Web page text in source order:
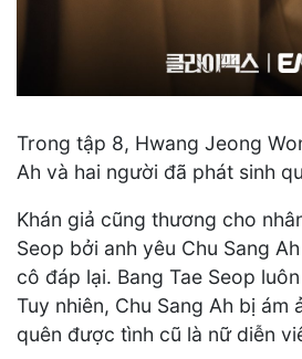
Trong tập 8, Hwang Jeong
Ah và hai người đã phát sinh
Khán giả cũng thương cho
Seop bởi anh yêu Chu Sang
cô đáp lại. Bang Tae Seop
Tuy nhiên, Chu Sang Ah bị ám
quên được tình cũ là nữ diễn